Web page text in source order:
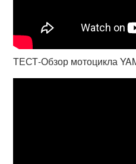
ТЕСТ-Обзор мотоцикла